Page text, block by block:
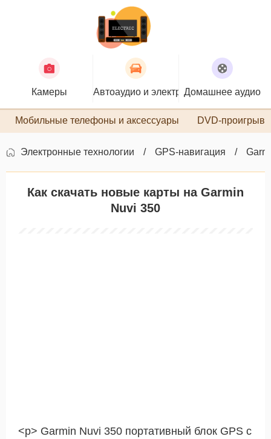
Камеры Автоаудио и электроникаДомашнее аудио
Мобильные телефоны и аксессуары DVD-
Электронные технологии GPS-навигация
Как скачать новые карты на Garmin
Nuvi 350
<р> Garmin Nuvi 350 портативный блок GPS с